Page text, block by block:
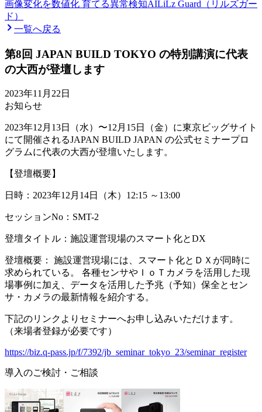
画像変化を数値化 育てる異常検知AILiLz Guard（リルズガー
ド）
一覧へ戻る
第8回 JAPAN BUILD TOKYO の特別講演に代表
の大西が登壇します
2023年11月22日
お知らせ
2023年12月13日（水）〜12月15日（金）に東京ビッグサイト
にて開催されるJAPAN BUILD JAPAN の公式セミナープロ
グラムに代表の大西が登壇いたします。
【登壇概要】
日時：2023年12月14日（木）12:15 ～13:00
セッションNo：SMT-2
登壇タイトル：施設運営現場のスマート化とDX
登壇概要： 施設運営現場には、スマート化とＤＸが同時に
求められている。 各種センサやＩｏＴカメラを活用した現
場事例に加え、データを活用した予兆（予知）保全とセン
サ・カメラの最新情報を紹介する。
下記のリンクよりセミナーへお申し込みいただけます。
（来場者登録が必要です）
https://biz.q-pass.jp/f/7392/jb_seminar_tokyo_23/seminar_register
導入のご検討・ご相談